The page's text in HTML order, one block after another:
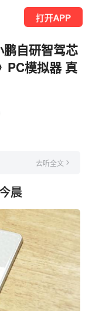
打开APP
自研智驾芯
PC模拟器 真
去听全文
晨